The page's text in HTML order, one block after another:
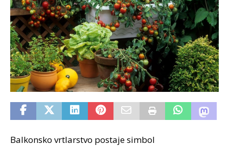
Balkonsko vrtlarstvo postaje simbol